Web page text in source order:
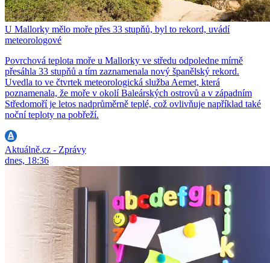
U Mallorky mělo moře přes 33 stupňů, byl to rekord, uvádí
meteorologové
Povrchová teplota moře u Mallorky ve středu odpoledne mírně
přesáhla 33 stupňů a tím zaznamenala nový španělský rekord.
Uvedla to ve čtvrtek meteorologická služba Aemet, která
poznamenala, že moře v okolí Baleárských ostrovů a v západním
Středomoří je letos nadprůměrně teplé, což ovlivňuje například také
noční teploty na pobřeží.
Aktuálně.cz - Zprávy
dnes, 18:36